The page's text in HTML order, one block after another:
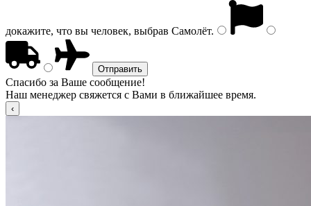
докажите, что вы человек, выбрав Самолёт.
Спасибо за Ваше сообщение!
Наш менеджер свяжется с Вами в ближайшее время.